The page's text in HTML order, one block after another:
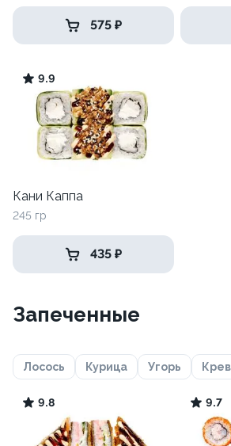
575 ₽
9.9
Кани Каппа
245 гр
435 ₽
Запеченные
Лосось Курица Угорь
9.8 9.7